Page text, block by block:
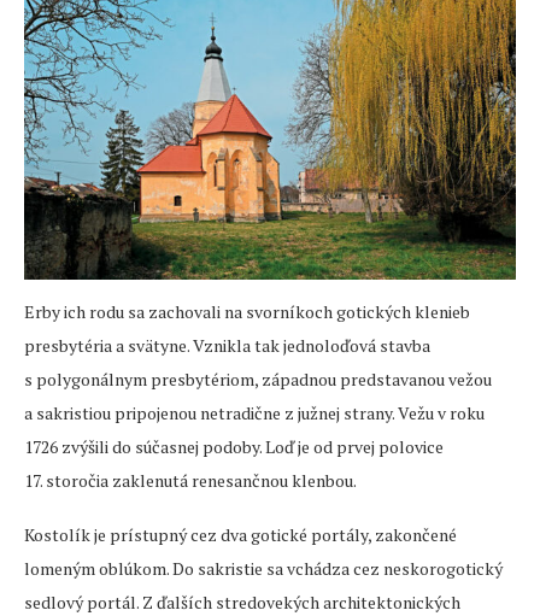
Erby ich rodu sa zachovali na svorníkoch gotických klenieb
presbytéria a svätyne. Vznikla tak jednoloďová stavba
s polygonálnym presbytériom, západnou predstavanou vežou
a sakristiou pripojenou netradične z južnej strany. Vežu v roku
1726 zvýšili do súčasnej podoby. Loď je od prvej polovice
17. storočia zaklenutá renesančnou klenbou.
Kostolík je prístupný cez dva gotické portály, zakončené
lomeným oblúkom. Do sakristie sa vchádza cez neskorogotický
sedlový portál. Z ďalších stredovekých architektonických